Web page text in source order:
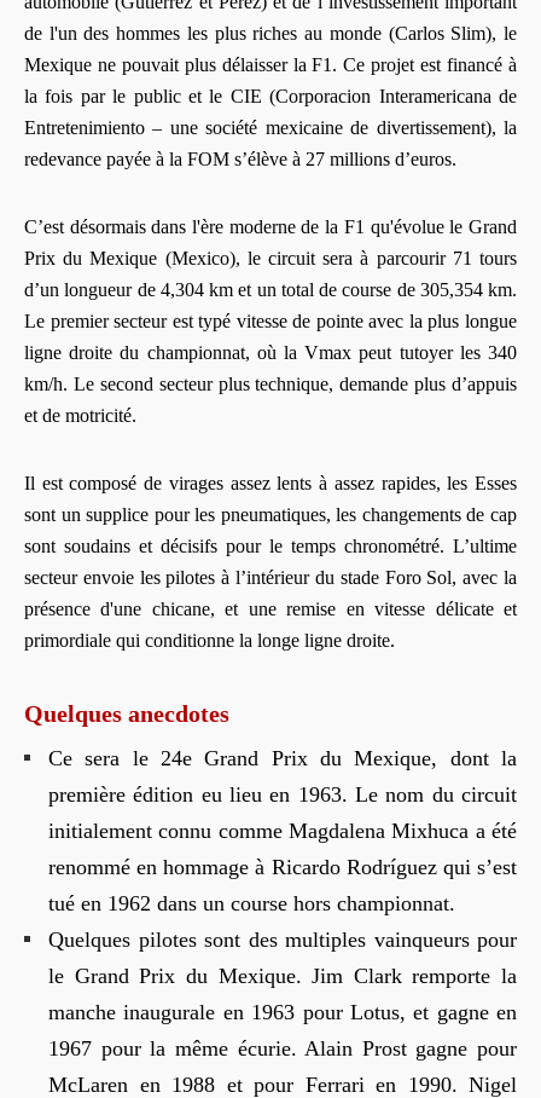
de l'un des hommes les plus riches au monde (Carlos Slim), le
Mexique ne pouvait plus délaisser la F1. Ce projet est financé à
la fois par le public et le CIE (Corporacion Interamericana de
Entretenimiento – une société mexicaine de divertissement), la
redevance payée à la FOM s’élève à 27 millions d’euros.
C’est désormais dans l'ère moderne de la F1 qu'évolue le Grand
Prix du Mexique (Mexico), le circuit sera à parcourir 71 tours
d’un longueur de 4,304 km et un total de course de 305,354 km.
Le premier secteur est typé vitesse de pointe avec la plus longue
ligne droite du championnat, où la Vmax peut tutoyer les 340
km/h. Le second secteur plus technique, demande plus d’appuis
et de motricité.
Il est composé de virages assez lents à assez rapides, les Esses
sont un supplice pour les pneumatiques, les changements de cap
sont soudains et décisifs pour le temps chronométré. L’ultime
secteur envoie les pilotes à l’intérieur du stade Foro Sol, avec la
présence d'une chicane, et une remise en vitesse délicate et
primordiale qui conditionne la longe ligne droite.
Quelques anecdotes
Ce sera le 24e Grand Prix du Mexique, dont la
première édition eu lieu en 1963. Le nom du circuit
initialement connu comme Magdalena Mixhuca a été
renommé en hommage à Ricardo Rodríguez qui s’est
tué en 1962 dans un course hors championnat.
Quelques pilotes sont des multiples vainqueurs pour
le Grand Prix du Mexique. Jim Clark remporte la
manche inaugurale en 1963 pour Lotus, et gagne en
1967 pour la même écurie. Alain Prost gagne pour
McLaren en 1988 et pour Ferrari en 1990. Nigel